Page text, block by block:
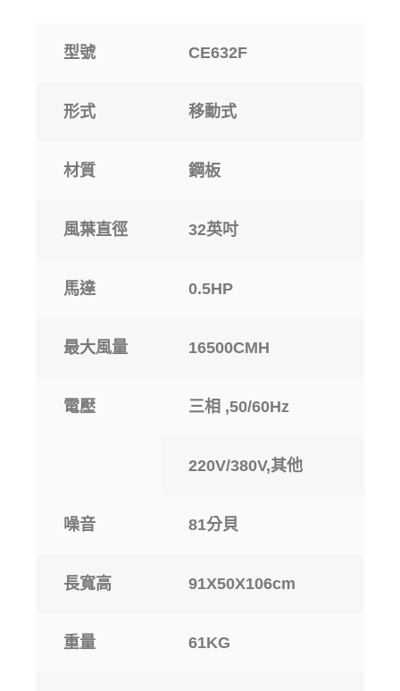
型號 CE632F
形式 移動式
材質 鋼板
風葉直徑 32英吋
馬達 0.5HP
最大風量 16500CMH
電壓 三相 ,50/60Hz
220V/380V,其他
噪音 81分貝
長寬高 91X50X106cm
重量 61KG